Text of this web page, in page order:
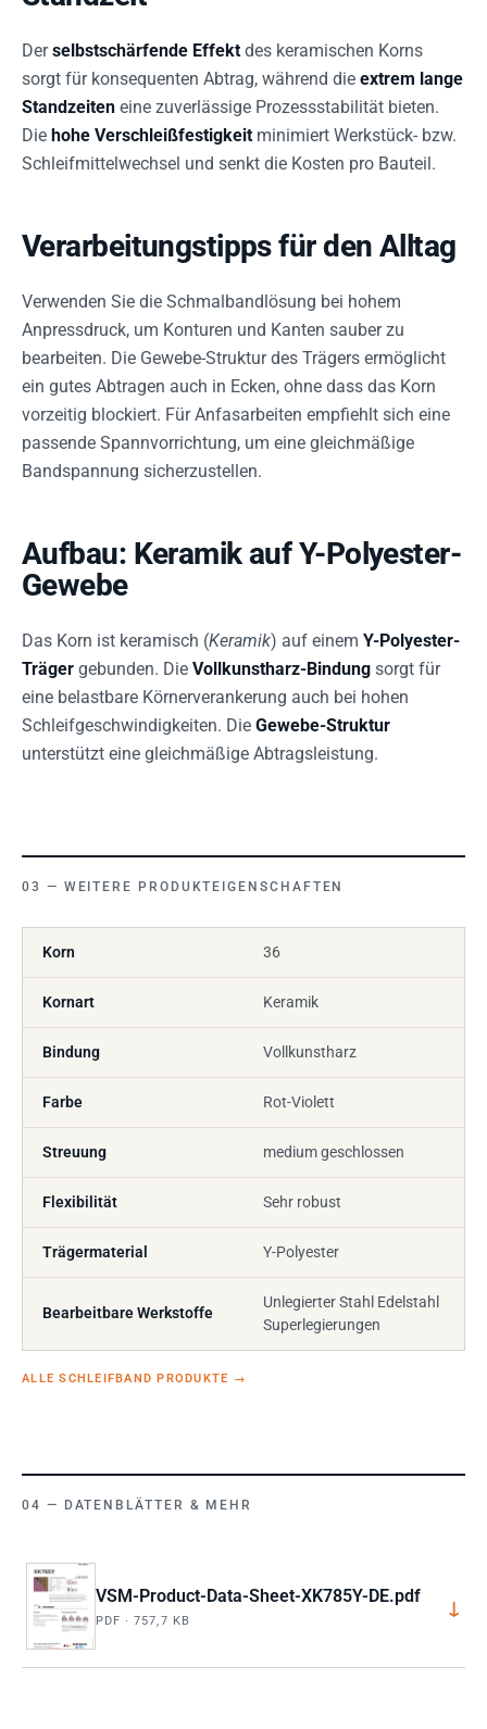
Derselbstschärfende Effekt des keramischen Korns
sorgt für konsequenten Abtrag, während die extrem lange
Standzeiten eine zuverlässige Prozessstabilität bieten.
Die hohe Verschleißfestigkeit minimiert Werkstück- bzw.
Schleifmittelwechsel und senkt die Kosten pro Bauteil.
Verarbeitungstipps für den Alltag
Verwenden Sie die Schmalbandlösung bei hohem
Anpressdruck, um Konturen und Kanten sauber zu
bearbeiten. Die Gewebe-Struktur des Trägers ermöglicht
ein gutes Abtragen auch in Ecken, ohne dass das Korn
vorzeitig blockiert. Für Anfasarbeiten empfiehlt sich eine
passende Spannvorrichtung, um eine gleichmäßige
Bandspannung sicherzustellen.
Aufbau: Keramik auf Y-Polyester-
Gewebe
Das Korn ist keramisch (Keramik) auf einem Y-Polyester-
Träger gebunden. Die Vollkunstharz-Bindung sorgt für
eine belastbare Körnerverankerung auch bei hohen
Schleifgeschwindigkeiten. Die Gewebe-Struktur
unterstützt eine gleichmäßige Abtragsleistung.
WEITERE PRODUKTEIGENSCHAFTEN
Korn 36
Kornart Keramik
Bindung Vollkunstharz
Farbe Rot-Violett
Streuung medium geschlossen
Flexibilität Sehr robust
Trägermaterial Y-Polyester
Bearbeitbare Werkstoffe
Unlegierter Stahl Edelstahl
Superlegierungen
ALLE SCHLEIFBAND PRODUKTE →
DATENBLÄTTER & MEHR
VSM-Product-Data-Sheet-XK785Y-DE.pdf
PDF · 757,7 KB
↓